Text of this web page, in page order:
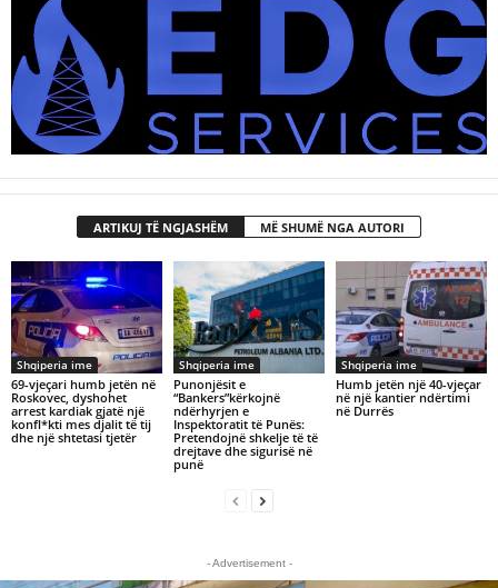
ARTIKUJ TË NGJASHËM MË SHUMË NGA AUTORI
Shqiperia ime
69-vjeçari humb jetën në
Roskovec, dyshohet
arrest kardiak gjatë një
konfl*kti mes djalit të tij
dhe një shtetasi tjetër
Shqiperia ime
Punonjësit e
“Bankers”kërkojnë
ndërhyrjen e
Inspektoratit të Punës:
Pretendojnë shkelje të të
drejtave dhe sigurisë në
punë
Shqiperia ime
Humb jetën një 40-vjeçar
në një kantier ndërtimi
në Durrës
- Advertisement -